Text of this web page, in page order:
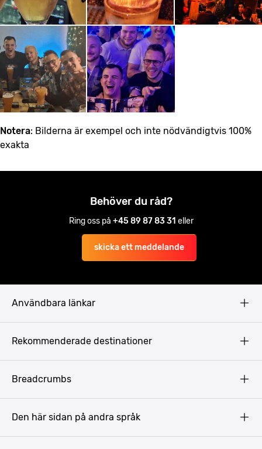
Notera: Bilderna är exempel och inte nödvändigtvis 100%
exakta
Behöver du råd?
Ring oss på +45 89 87 83 31 eller
skicka ett meddelande
Användbara länkar
Rekommenderade destinationer
Breadcrumbs
Den här sidan på andra språk